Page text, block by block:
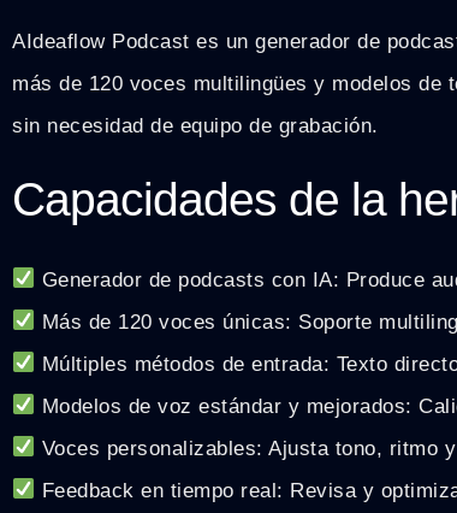
AIdeaflow Podcast es un generador de
más de 120 voces multilingües y modelos
sin necesidad de equipo de grabación.
Capacidades de la
Generador de podcasts con IA: Produce
Más de 120 voces únicas: Soporte
Múltiples métodos de entrada: Texto
Modelos de voz estándar y mejorados:
Voces personalizables: Ajusta tono, ritmo
Feedback en tiempo real: Revisa y